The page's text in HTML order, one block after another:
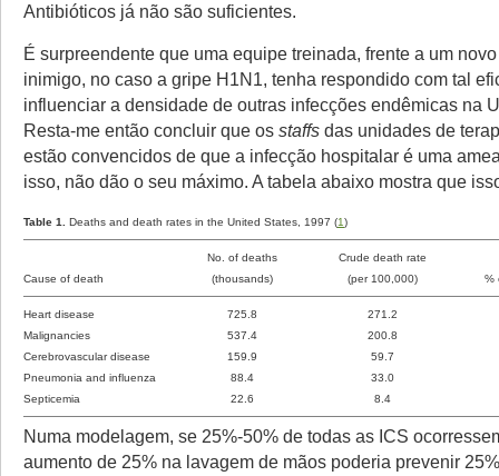
Antibióticos já não são suficientes.
É surpreendente que uma equipe treinada, frente a um
inimigo, no caso a gripe H1N1, tenha respondido com tal
influenciar a densidade de outras infecções endêmicas na
Resta-me então concluir que os staffs das unidades de
estão convencidos de que a infecção hospitalar é uma
isso, não dão o seu máximo. A tabela abaixo mostra que
Table 1. Deaths and death rates in the United States, 1997 (1)
No. of deaths
Crude death rate
Cause of death
(thousands) (per 100,000) %
Heart disease 725.8
271.2
Malignancies
537.4
200.8
Cerebrovascular disease
159.9
59.7
Pneumonia and influenza
88.4
33.0
Septicemia
22.6 8.4
Numa modelagem, se 25%-50% de todas as ICS
aumento de 25% na lavagem de mãos poderia prevenir